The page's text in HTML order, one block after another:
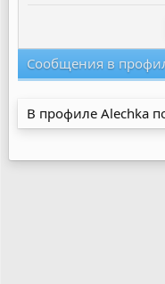
Сообщения в
В профиле Alechka